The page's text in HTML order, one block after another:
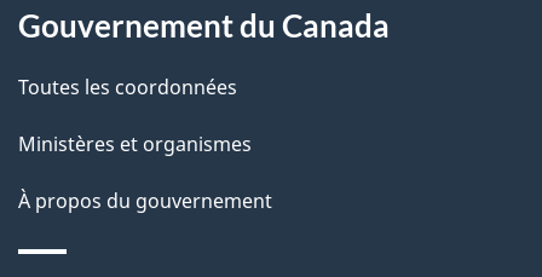
t
a
l
s
propos
ce
site
Gouvernement du Canada
Toutes les coordonnées
Ministères et organismes
À propos du gouvernement